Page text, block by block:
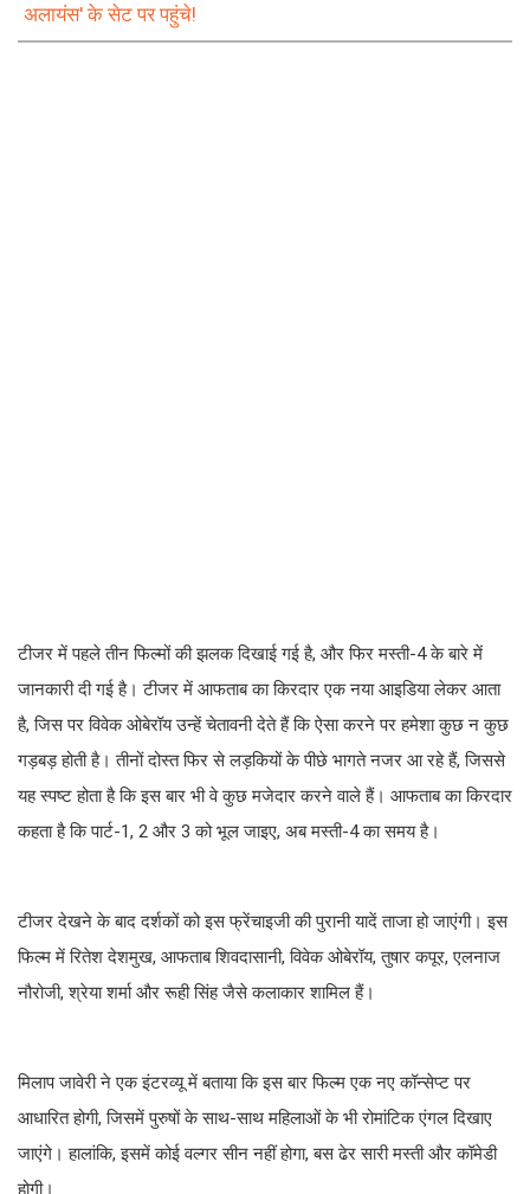
अलायंस' के सेट पर पहुंचे!
टीजर में पहले तीन फिल्मों की झलक दिखाई गई है, और फिर मस्ती-4 के बारे में
जानकारी दी गई है। टीजर में आफताब का किरदार एक नया आइडिया लेकर आता
है, जिस पर विवेक ओबेरॉय उन्हें चेतावनी देते हैं कि ऐसा करने पर हमेशा कुछ न कुछ
गड़बड़ होती है। तीनों दोस्त फिर से लड़कियों के पीछे भागते नजर आ रहे हैं, जिससे
यह स्पष्ट होता है कि इस बार भी वे कुछ मजेदार करने वाले हैं। आफताब का किरदार
कहता है कि पार्ट-1, 2 और 3 को भूल जाइए, अब मस्ती-4 का समय है।
टीजर देखने के बाद दर्शकों को इस फ्रेंचाइजी की पुरानी यादें ताजा हो जाएंगी। इस
फिल्म में रितेश देशमुख, आफताब शिवदासानी, विवेक ओबेरॉय, तुषार कपूर, एलनाज
नौरोजी, श्रेया शर्मा और रूही सिंह जैसे कलाकार शामिल हैं।
मिलाप जावेरी ने एक इंटरव्यू में बताया कि इस बार फिल्म एक नए कॉन्सेप्ट पर
आधारित होगी, जिसमें पुरुषों के साथ-साथ महिलाओं के भी रोमांटिक एंगल दिखाए
जाएंगे। हालांकि, इसमें कोई वल्गर सीन नहीं होगा, बस ढेर सारी मस्ती और कॉमेडी
होगी।